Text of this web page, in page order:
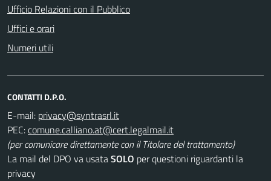
Ufficio Relazioni con il Pubblico
Uffici e orari
Numeri utili
CONTATTI D.P.O.
E-mail:
PEC:
(per comunicare direttamente con il Titolare del trattamento)
La mail del DPO va usataSOLO per questioni riguardanti la
privacy